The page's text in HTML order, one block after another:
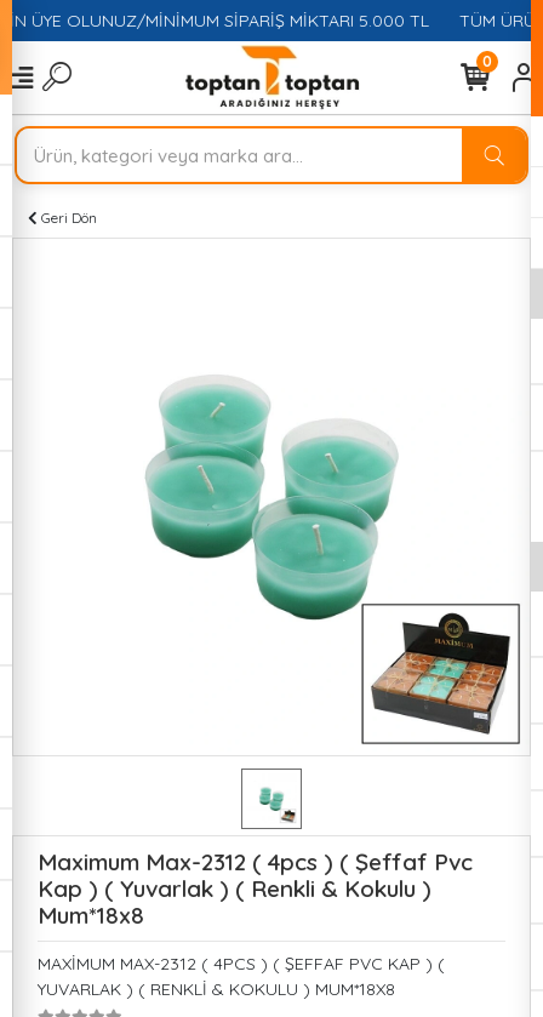
ÜYE OLUNUZ/MİNİMUM SİPARİŞ MİKTARI 5.000 TL TÜM
0
Geri Dön
Maximum Max-2312 ( 4pcs ) ( Şeffaf Pvc
Kap ) ( Yuvarlak ) ( Renkli & Kokulu )
Mum*18x8
MAXİMUM MAX-2312 ( 4PCS ) ( ŞEFFAF PVC KAP ) (
YUVARLAK ) ( RENKLİ & KOKULU ) MUM*18X8